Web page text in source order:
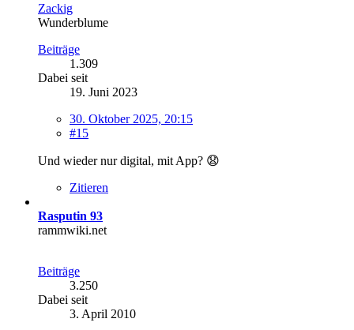
Zackig
Wunderblume
Beiträge
1.309
Dabei seit
19. Juni 2023
30. Oktober 2025, 20:15
#15
Und wieder nur digital, mit App? 😧
Zitieren
Rasputin 93
rammwiki.net
Beiträge
3.250
Dabei seit
3. April 2010